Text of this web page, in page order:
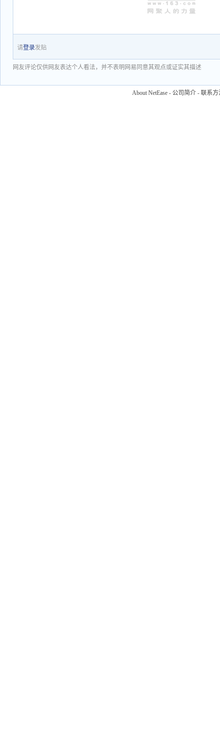
请登录发贴
网友评论仅供网友表达个人看法，并不表明网易同意其观点或证实其描述
About NetEase - 公司简介 - 联系方